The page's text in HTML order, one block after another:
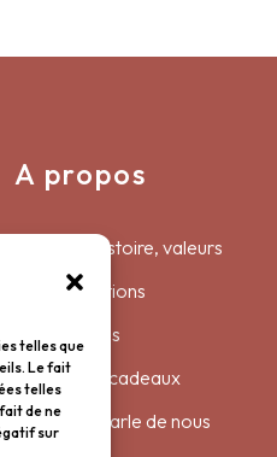
telles que
Le fait
telles
de ne
sur
A propos
Concept, histoire, valeurs
Nos réalisations
Nos services
Nos cartes cadeaux
La presse parle de nous